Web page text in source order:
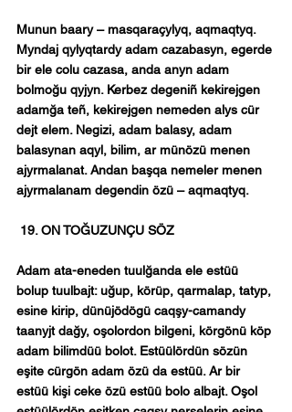
Munun baary – masqaraçylyq, aqmaqtyq.
Myndaj qylyqtardy adam cazabasyn, egerde
bir ele colu cazasa, anda anyn adam
bolmoğu qyjyn. Kerbez degeniñ kekirejgen
adamğa teñ, kekirejgen nemeden alys cür
dejt elem. Negizi, adam balasy, adam
balasynan aqyl, bilim, ar münözü menen
ajyrmalanat. Andan başqa nemeler menen
ajyrmalanam degendin özü – aqmaqtyq.
19. ON TOĞUZUNÇU SÖZ
Adam ata-eneden tuulğanda ele estüü
bolup tuulbajt: uğup, körüp, qarmalap, tatyp,
esine kirip, dünüjödögü caqşy-camandy
taanyjt dağy, oşolordon bilgeni, körgönü köp
adam bilimdüü bolot. Estüülördün sözün
eşite cürgön adam özü da estüü. Ar bir
estüü kişi ceke özü estüü bolo albajt. Oşol